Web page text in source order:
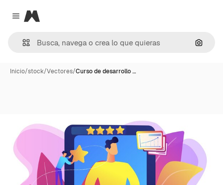
Close menu
Magnific
Inicio/stock/Vectores/Curso de desarrollo …